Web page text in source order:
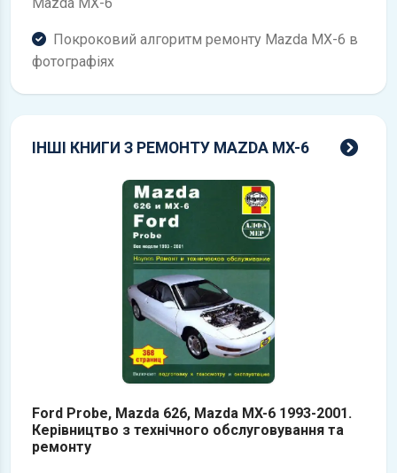
Покроковий алгоритм ремонту Mazda MX-6 в
фотографіях
ІНШІ КНИГИ З РЕМОНТУ MAZDA MX-6
Ford Probe, Mazda 626, Mazda MX-6 1993-2001.
Керівництво з технічного обслуговування та
ремонту